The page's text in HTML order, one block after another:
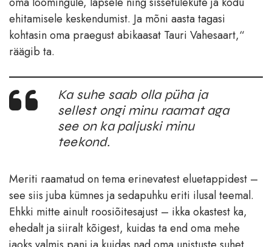
ehitamisele keskendumist. Ja mõni aasta tagasi
kohtasin oma praegust abikaasat Tauri Vahesaart,“
räägib ta.
Ka suhe saab olla püha ja
sellest ongi minu raamat aga
see on ka paljuski minu
teekond.
Meriti raamatud on tema erinevatest eluetappidest –
see siis juba kümnes ja sedapuhku eriti ilusal teemal.
Ehkki mitte ainult roosiõitesajust – ikka okastest ka,
ehedalt ja siiralt kõigest, kuidas ta end oma mehe